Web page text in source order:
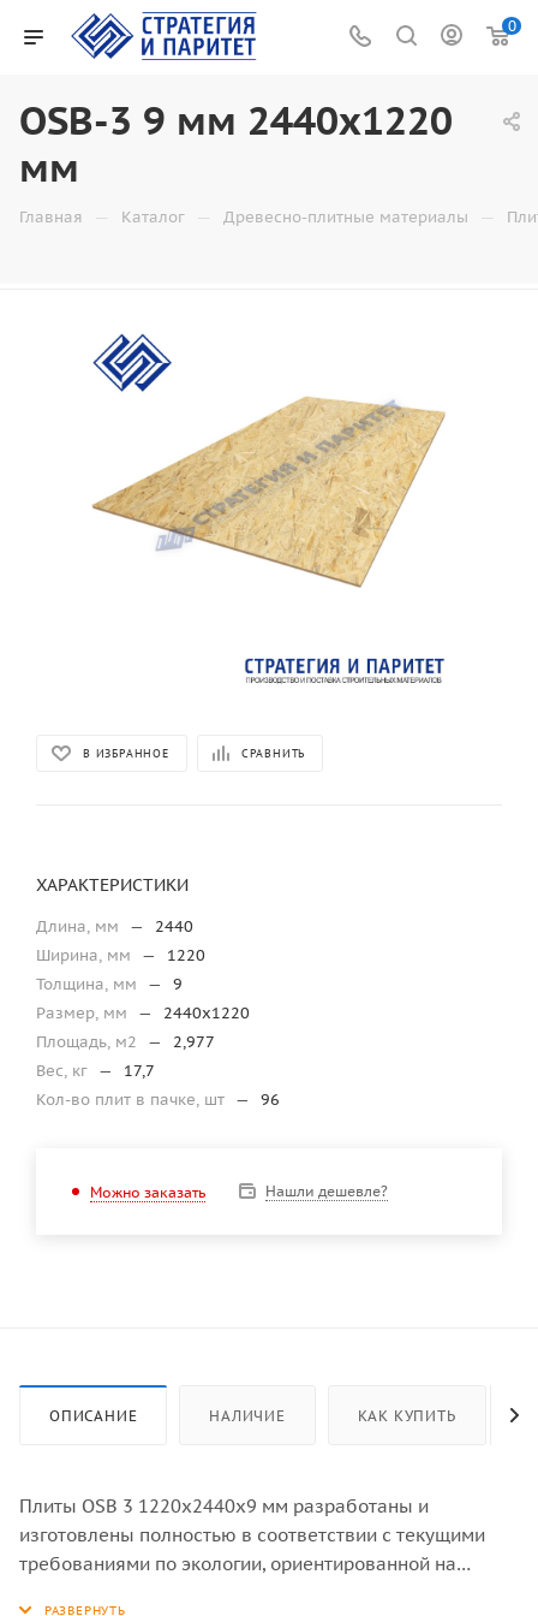
0
OSB-3 9 мм 2440х1220
мм
Главная — Каталог — Древесно-плитные материалы —
В ИЗБРАННОЕ СРАВНИТЬ
ХАРАКТЕРИСТИКИ
Длина, мм —
2440
Ширина, мм
—
1220
Толщина, мм
—
9
Размер, мм
—
2440х1220
Площадь, м2
—
2,977
Вес, кг —
17,7
Кол-во плит в пачке, шт — 96
Можно заказать Нашли дешевле?
ОПИСАНИЕ НАЛИЧИЕ КАК КУПИТЬ
Плиты OSB 3 1220х2440х9 мм разработаны и
изготовлены полностью в соответствии с текущими
требованиями по экологии, ориентированной на